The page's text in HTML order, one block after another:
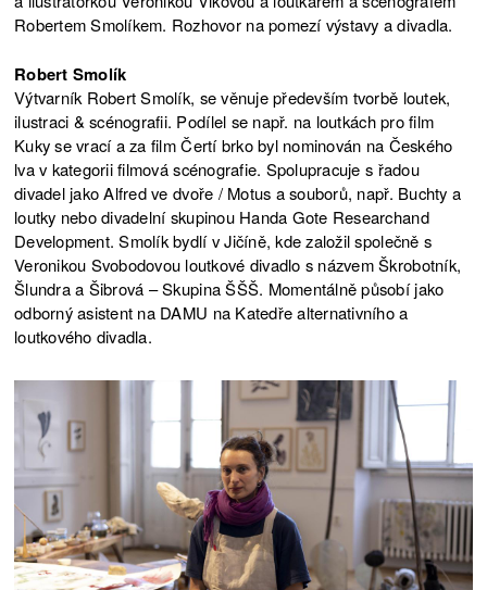
5.11.2023 NÁVŠTĚVA NA MALÉ
INVENTUŘE
4.11.2023 NÁVŠTĚVA NA PŘELETU NAD
LOUTKAŘSKÝM HNÍZDEM
4.11.2023 NÁVŠTĚVA NA PŘELETU NAD
LOUTKAŘSKÝM HNÍZDEM
7.10.2023 NÁVŠTĚVA NA MALÉ
INVENTUŘE
7.10.2023 NÁVŠTĚVA NA MALÉ
INVENTUŘE
23.6.2023 NÁVŠTĚVA
23.6.2023 NÁVŠTĚVA
15.6.2023 NÁVŠTĚVA
15.6.2023 NÁVŠTĚVA
Robertem Smolíkem. Rozhovor na pomezí výstavy a divadla.
Robert Smolík
Výtvarník Robert Smolík, se věnuje především tvorbě loutek,
ilustraci & scénografii. Podílel se např. na loutkách pro film
Kuky se vrací a za film Čertí brko byl nominován na Českého
lva v kategorii filmová scénografie. Spolupracuje s řadou
divadel jako Alfred ve dvoře / Motus a souborů, např. Buchty a
loutky nebo divadelní skupinou Handa Gote Researchand
Development. Smolík bydlí v Jičíně, kde založil společně s
Veronikou Svobodovou loutkové divadlo s názvem Škrobotník,
Šlundra a Šibrová – Skupina ŠŠŠ. Momentálně působí jako
odborný asistent na DAMU na Katedře alternativního a
loutkového divadla.